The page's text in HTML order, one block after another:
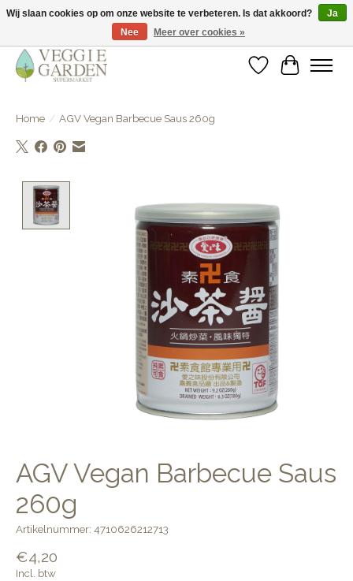
vegan & veggie products | free store pick-up
Verlanglijst
Home / AGV Vegan Barbecue Saus 260g
AGV Vegan Barbecue Saus
260g
Artikelnummer: 4710626212713
€4,20
Incl. btw
Wij slaan cookies op om onze website te verbeteren. Is dat akkoord?
Ja
Nee
Meer over cookies »